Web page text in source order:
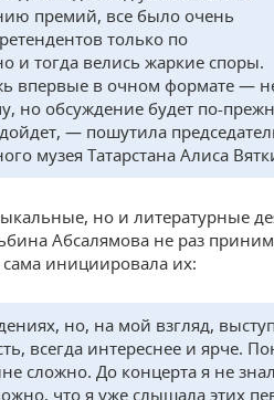
премий, все было очень
только по
и тогда велись жаркие споры.
впервые в очном формате —
но обсуждение будет по-
— пошутила
музея Татарстана Алиса
но и литературные
Абсалямова не раз
инициировала их:
но, на мой взгляд,
всегда интереснее и ярче.
сложно. До концерта я не
что я уже слышала этих